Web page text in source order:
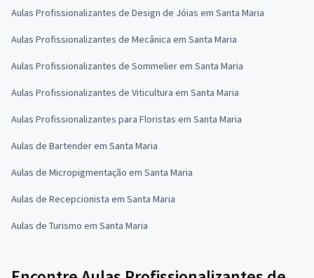
Aulas Profissionalizantes de Design de Jóias em Santa Maria
Aulas Profissionalizantes de Mecânica em Santa Maria
Aulas Profissionalizantes de Sommelier em Santa Maria
Aulas Profissionalizantes de Viticultura em Santa Maria
Aulas Profissionalizantes para Floristas em Santa Maria
Aulas de Bartender em Santa Maria
Aulas de Micropigmentação em Santa Maria
Aulas de Recepcionista em Santa Maria
Aulas de Turismo em Santa Maria